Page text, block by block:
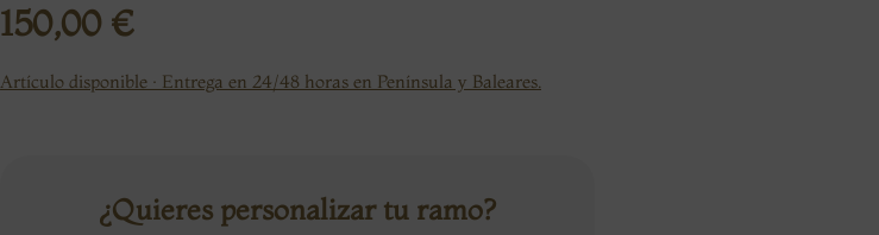
150,00 €
Artículo disponible · Entrega en 24/48 horas en Península y Baleares.
¿Quieres personalizar tu ramo?